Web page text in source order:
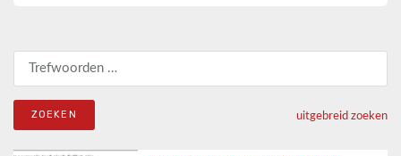
uitgebreid zoeken